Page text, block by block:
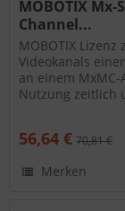
MOBOTIX Mx-
Channel...
MOBOTIX
Videokanals
an einem MxMC-
Nutzung zeitlich
56,64 € 70,81 €
Merken